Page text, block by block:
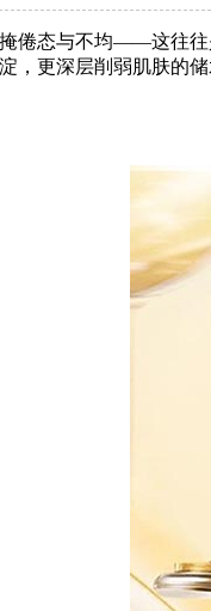
倦态与不均——这往
，更深层削弱肌肤的